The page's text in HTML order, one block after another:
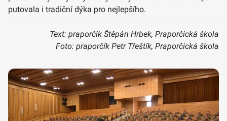
putovala i tradiční dýka pro nejlepšího.
Text: praporčík Štěpán Hrbek, Praporčická škola
Foto: praporčík Petr Třeštík, Praporčická škola